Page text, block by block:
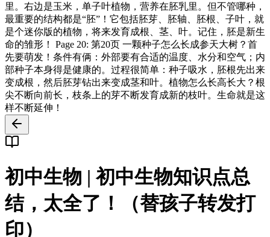
里。右边是玉米，单子叶植物，营养在胚乳里。但不管哪种，
最重要的结构都是“胚”！它包括胚芽、胚轴、胚根、子叶，就
是个迷你版的植物，将来发育成根、茎、叶。记住，胚是新生
命的雏形！ Page 20: 第20页 一颗种子怎么长成参天大树？首
先要萌发！条件有俩：外部要有合适的温度、水分和空气；内
部种子本身得是健康的。过程很简单：种子吸水，胚根先出来
变成根，然后胚芽钻出来变成茎和叶。植物怎么长高长大？根
尖不断向前长，枝条上的芽不断发育成新的枝叶。生命就是这
样不断延伸！
初中生物 | 初中生物知识点总
结，太全了！（替孩子转发打
印）